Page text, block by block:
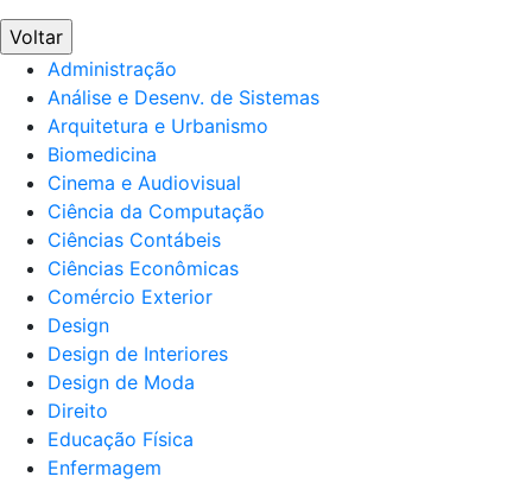
Voltar
Administração
Análise e Desenv. de Sistemas
Arquitetura e Urbanismo
Biomedicina
Cinema e Audiovisual
Ciência da Computação
Ciências Contábeis
Ciências Econômicas
Comércio Exterior
Design
Design de Interiores
Design de Moda
Direito
Educação Física
Enfermagem